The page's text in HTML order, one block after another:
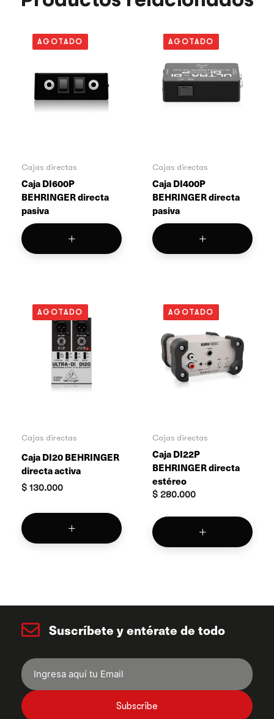
AGOTADO
Cajas directas
Caja DI600P
BEHRINGER directa
pasiva
AGOTADO
Cajas directas
Caja DI400P
BEHRINGER directa
pasiva
AGOTADO
Cajas directas
Caja DI20 BEHRINGER
directa activa
$ 130.000
AGOTADO
Cajas directas
Caja DI22P
BEHRINGER directa
estéreo
$ 280.000
Suscríbete y entérate de todo
Subscribe